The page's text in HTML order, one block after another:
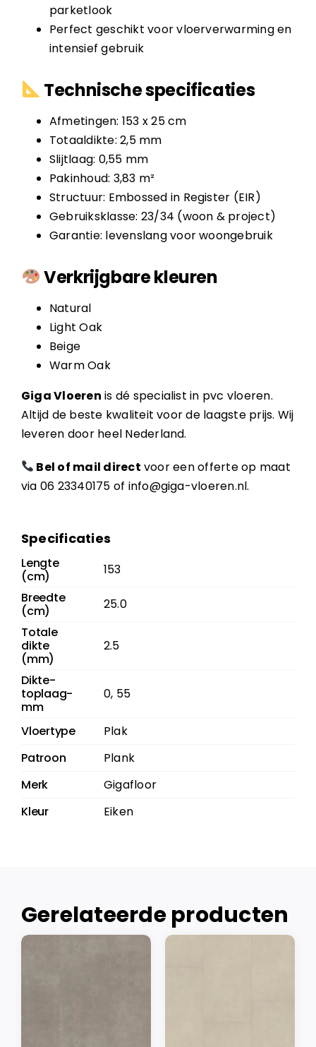
parketlook
Perfect geschikt voor vloerverwarming en
intensief gebruik
Technische specificaties
Afmetingen: 153 x 25 cm
Totaaldikte: 2,5 mm
Slijtlaag: 0,55 mm
Pakinhoud: 3,83 m²
Structuur: Embossed in Register (EIR)
Gebruiksklasse: 23/34 (woon & project)
Garantie: levenslang voor woongebruik
Verkrijgbare kleuren
Natural
Light Oak
Beige
Warm Oak
Giga Vloeren is dé specialist in pvc vloeren.
Altijd de beste kwaliteit voor de laagste prijs. Wij
leveren door heel Nederland.
Bel of mail direct voor een offerte op maat
via 06 23340175 of info@giga-vloeren.nl.
Specificaties
Lengte
(cm)
153
Breedte
(cm)
25.0
Totale
dikte
(mm)
2.5
Dikte-
toplaag-
mm
0, 55
Vloertype
Plak
Patroon
Plank
Merk
Gigafloor
Kleur
Eiken
Gerelateerde producten